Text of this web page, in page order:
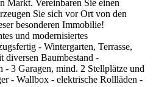
Markt. Vereinbaren Sie einen
Sie sich vor Ort von den
besonderen Immobilie!
und modernisiertes
- Wintergarten, Terrasse,
diversen Baumbestand -
- 3 Garagen, mind. 2 Stellplätze und
- Wallbox - elektrische Rollläden -